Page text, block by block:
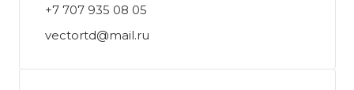
+7 707 935 08 05
vectortd@mail.ru